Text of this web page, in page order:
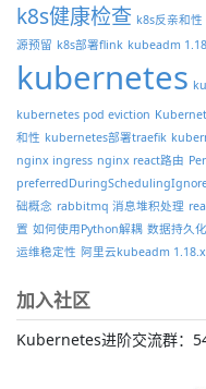
k8s健康检查 k8s反亲和性
源预留 k8s部署flink kubeadm 1.18
kubernetes
kubernetes pod eviction
和性 kubernetes部署traefik
nginx ingress nginx react路由
础概念 rabbitmq 消息堆积处理
置 如何使用Python解耦 数据持久化
运维稳定性 阿里云kubeadm
加入社区
Kubernetes进阶交流群：